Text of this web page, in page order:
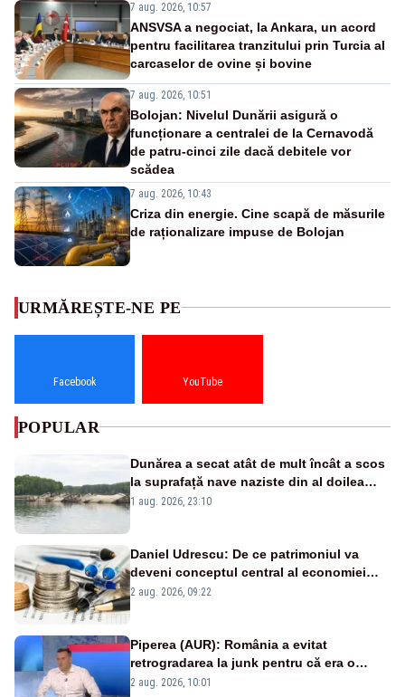
7 aug. 2026, 10:57
ANSVSA a negociat, la Ankara, un acord
pentru facilitarea tranzitului prin Turcia al
carcaselor de ovine și bovine
7 aug. 2026, 10:51
Bolojan: Nivelul Dunării asigură o
funcționare a centralei de la Cernavodă
de patru-cinci zile dacă debitele vor
scădea
7 aug. 2026, 10:43
Criza din energie. Cine scapă de măsurile
de raționalizare impuse de Bolojan
URMĂREȘTE-NE PE
Facebook YouTube
POPULAR
Dunărea a secat atât de mult încât a scos
la suprafață nave naziste din al doilea
război mondial
1 aug. 2026, 23:10
Daniel Udrescu: De ce patrimoniul va
deveni conceptul central al economiei
viitoare?
2 aug. 2026, 09:22
Piperea (AUR): România a evitat
retrogradarea la junk pentru că era o
catastrofă pentru bănci și fondurile de
2 aug. 2026, 10:01